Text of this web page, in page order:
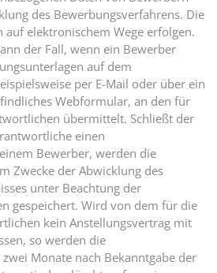
des Bewerbungsverfahrens. Die
auf elektronischem Wege erfolgen.
der Fall, wenn ein Bewerber
auf dem
per E-Mail oder über ein
Webformular, an den für
übermittelt. Schließt der
einen
Bewerber, werden die
Zwecke der Abwicklung des
unter Beachtung der
gespeichert. Wird von dem für die
kein Anstellungsvertrag mit
so werden die
Monate nach Bekanntgabe der